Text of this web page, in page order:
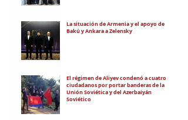
La situación de Armenia y el apoyo de
Bakú y Ankara a Zelensky
El régimen de Aliyev condenó a cuatro
ciudadanos por portar banderas de la
Unión Soviética y del Azerbaiyán
Soviético